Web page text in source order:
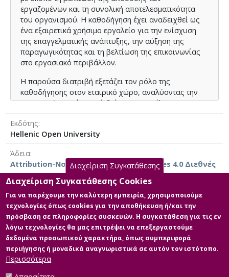
εργαζομένων και τη συνολική αποτελεσματικότητα
του οργανισμού. Η καθοδήγηση έχει αναδειχθεί ως
ένα εξαιρετικά χρήσιμο εργαλείο για την ενίσχυση
της επαγγελματικής ανάπτυξης, την αύξηση της
παραγωγικότητας και τη βελτίωση της επικοινωνίας
στο εργασιακό περιβάλλον.
Η παρούσα διατριβή εξετάζει τον ρόλο της
καθοδήγησης στον εταιρικό χώρο, αναλύοντας την
εφαρμογή της μέσα από διάφορα μοντέλα που
βελτίωση της λειτουργικής τους αποδοτικότητας.
Μέσα από μια συστηματική ανάλυση, διερευνώνται οι
ενσωματωθεί σε οργανωτικές στρατηγικές,
συμβάλλοντας στη βιώσιμη ανάπτυξη και την
ενίσχυση της ανταγωνιστικότητας.
Η έρευνα χρησιμοποίησε ένα καλά δομημένο
ερωτηματολόγιο που διανεμήθηκε σε ερωτηθέντες
που εργάζονται σε ελληνικές επιχειρήσεις. Η μελέτη
αναδεικνύει την ανάγκη οι οργανισμοί να
υιοθετήσουν δομημένα προγράμματα coaching
προκειμένου να αξιοποιήσουν στο έπακρο το
ανθρώπινο δυναμικό τους και να ενισχύσουν το
ανταγωνιστικό τους πλεονέκτημα.
Εκδότης
Hellenic Open University
Άδεια
Attribution-NonCommercial-NoDerivatives 4.0 Διεθνές
Κύρια Αρχεία Διατριβής
Full text
Περιγραφή: Papathanasiou
Nikolaos HOU-Dissertation.pdf
Διαχείριση Συγκατάθεσης
Διαχείριση Συγκατάθεσης Cookies
Για να παρέχουμε την καλύτερη εμπειρία, χρησιμοποιούμε
τεχνολογίες όπως cookies για την αποθήκευση ή/και την
πρόσβαση σε πληροφορίες συσκευών. Η συγκατάθεση για τις εν
λόγω τεχνολογίες θα μας επιτρέψει να επεξεργαστούμε
δεδομένα προσωπικού χαρακτήρα, όπως συμπεριφορά
περιήγησης ή μοναδικά αναγνωριστικά σε αυτόν τον ιστότοπο.
Περισσότερα